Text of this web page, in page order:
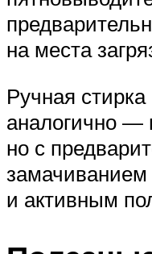
на места
Ручная
аналогично —
но с
и активным